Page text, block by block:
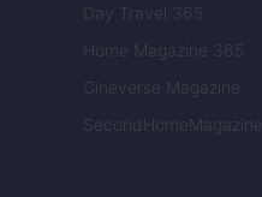
Day Travel 365
Home Magazine 365
Cineverse Magazine
SecondHomeMagazine